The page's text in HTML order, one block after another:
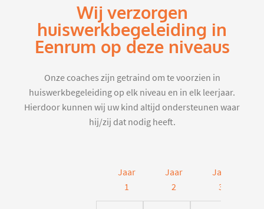
Wij verzorgen
huiswerkbegeleiding in
Eenrum op deze niveaus
Onze coaches zijn getraind om te voorzien in
huiswerkbegeleiding op elk niveau en in elk leerjaar.
Hierdoor kunnen wij uw kind altijd ondersteunen waar
hij/zij dat nodig heeft.
Jaar
1
Jaar
2
Jaar
3